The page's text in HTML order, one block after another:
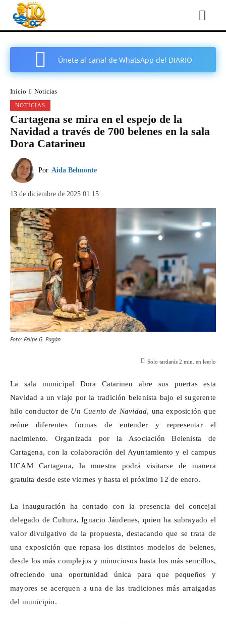
Únete al canal de WhatsApp del DIARIO
Inicio Noticias
NOTICIAS
Cartagena se mira en el espejo de la
Navidad a través de 700 belenes en la sala
Dora Catarineu
Por Aida Belmonte
13 de diciembre de 2025 01:15
Foto: Felipe G. Pagán
Solo tardarás 2 min. en leerlo
La sala municipal Dora Catarineu abre sus puertas esta
Navidad a un viaje por la tradición belenista bajo el sugerente
hilo conductor de Un Cuento de Navidad, una exposición que
reúne diferentes formas de entender y representar el
nacimiento. Organizada por la Asociación Belenista de
Cartagena, con la colaboración del Ayuntamiento y el campus
UCAM Cartagena, la muestra podrá visitarse de manera
gratuita desde este viernes y hasta el próximo 12 de enero.
La inauguración ha contado con la presencia del concejal
delegado de Cultura, Ignacio Jáudenes, quien ha subrayado el
valor divulgativo de la propuesta, destacando que se trata de
una exposición que repasa los distintos modelos de belenes,
desde los más complejos y minuciosos hasta los más sencillos,
ofreciendo una oportunidad única para que pequeños y
mayores se acerquen a una de las tradiciones más arraigadas
del municipio.